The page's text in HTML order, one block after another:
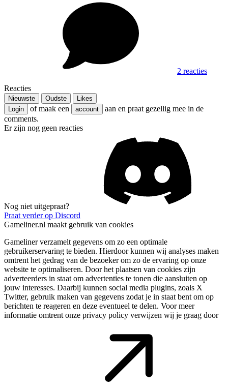
2 reacties
Reacties
Nieuwste Oudste
Likes
Login
of maak een account
aan en praat gezellig mee in de
comments.
Er zijn nog geen reacties
Nog niet uitgepraat?
Praat verder op Discord
Gameliner.nl maakt gebruik van cookies
Gameliner verzamelt gegevens om zo een optimale
gebruikerservaring te bieden. Hierdoor kunnen wij analyses maken
omtrent het gedrag van de bezoeker om zo de ervaring op onze
website te optimaliseren. Door het plaatsen van cookies zijn
adverteerders in staat om advertenties te tonen die aansluiten op
jouw interesses. Daarbij kunnen social media plugins, zoals X
Twitter, gebruik maken van gegevens zodat je in staat bent om op
berichten te reageren en deze eventueel te delen. Voor meer
informatie omtrent onze privacy policy verwijzen wij je graag door